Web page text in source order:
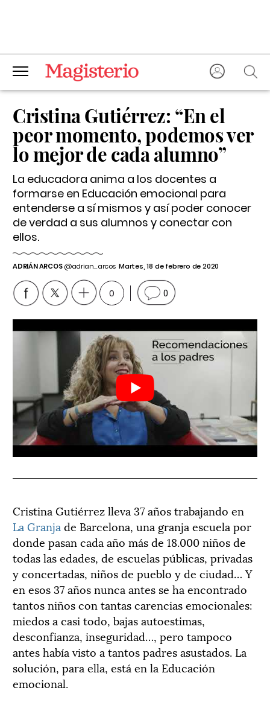
Cristina Gutiérrez: “En el
peor momento, podemos ver
lo mejor de cada alumno”
La educadora anima a los docentes a
formarse en Educación emocional para
entenderse a sí mismos y así poder conocer
de verdad a sus alumnos y conectar con
ellos.
ADRIÁN ARCOS@adrian_arcos Martes, 18 de febrero de 2020
0 0
Cristina Gutiérrez lleva 37 años trabajando en
La Granja de Barcelona, una granja escuela por
donde pasan cada año más de 18.000 niños de
todas las edades, de escuelas públicas, privadas
y concertadas, niños de pueblo y de ciudad… Y
en esos 37 años nunca antes se ha encontrado
tantos niños con tantas carencias emocionales:
miedos a casi todo, bajas autoestimas,
desconfianza, inseguridad…, pero tampoco
antes había visto a tantos padres asustados. La
solución, para ella, está en la Educación
emocional.